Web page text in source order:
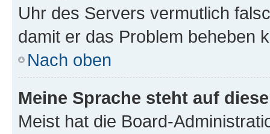
Uhr des Servers vermutlich
damit er das Problem beheben
Nach oben
Meine Sprache steht auf
Meist hat die Board-